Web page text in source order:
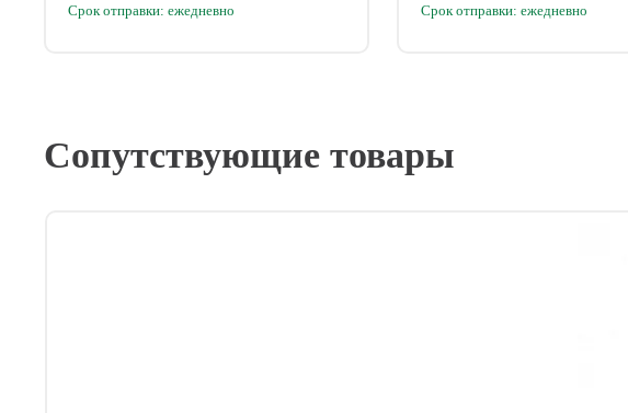
Срок отправки: ежедневно Срок отправки: ежедневно
Сопутствующие товары